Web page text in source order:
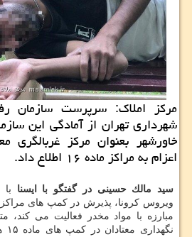
مركز املاك: سرپرست سازمان
شهرداری تهران از آمادگی این
خاورشهر بعنوان مركز غربالگری
اعزام به مراكز ماده ۱۶ اطلاع داد.
سید مالك حسینی در گفتگو با ایسنا
مبارزه با مواد مخدر فعالیت می